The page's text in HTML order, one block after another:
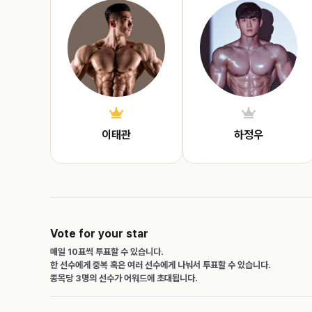
이태관 하정우
Vote for your star
매일 10표씩 투표할 수 있습니다.
한 선수에게 중복 혹은 여러 선수에게 나눠서 투표할 수 있습니다.
종목당 3명의 선수가 어워드에 초대됩니다.